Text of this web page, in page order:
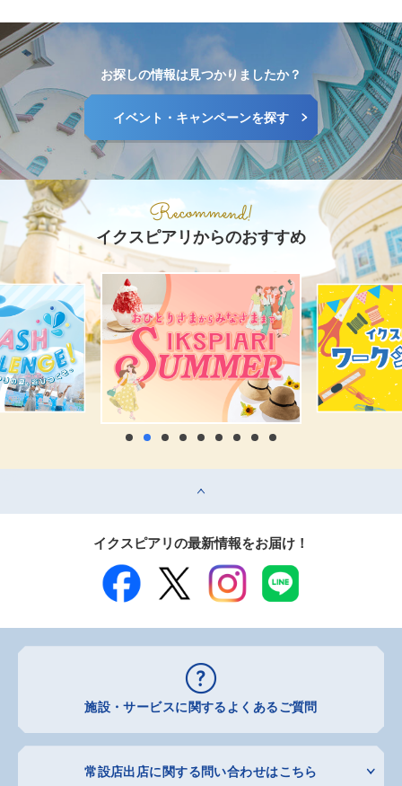
お探しの情報は見つかりましたか？
イベント・キャンペーンを探す
イクスピアリからのおすすめ
イクスピアリの最新情報をお届け！
施設・サービスに関するよくあるご質問
常設店出店に関する問い合わせはこちら